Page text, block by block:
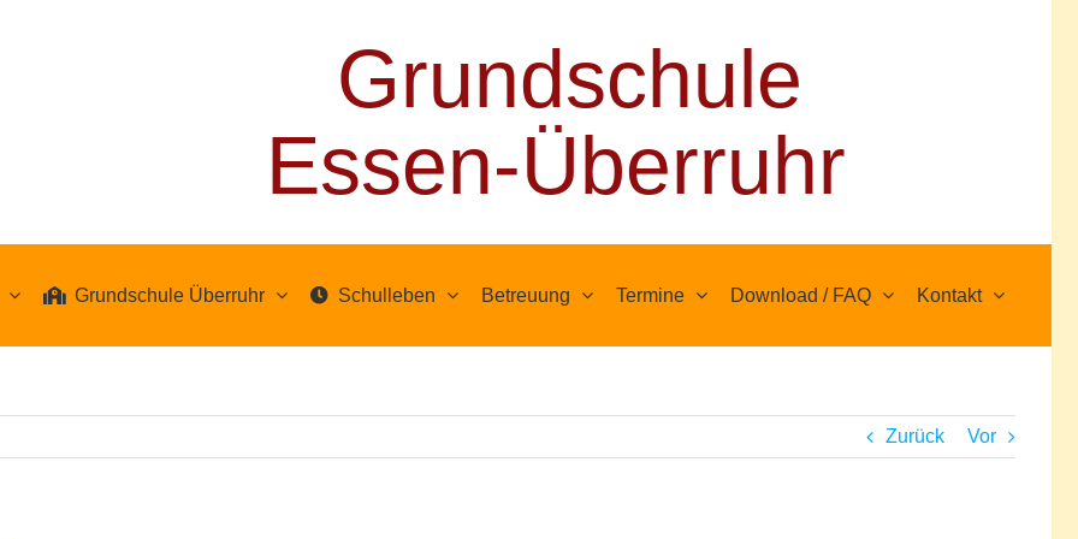
Essen-Überruhr
Grundschule
Grundschule Überruhr Schulleben Betreuung Termine Download / FAQ Kontakt
Zurück Vor